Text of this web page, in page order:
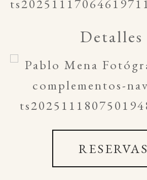
Detalles
RESERVAS